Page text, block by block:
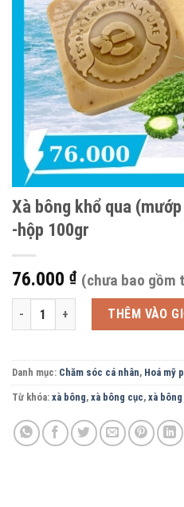
Xà bông khổ qua
-hộp 100gr
76.000 ₫ (chưa bao gồm
Xà bông khổ qua (mướp đắng) hữu
THÊM VÀO
Danh mục: Chăm sóc cá nhân, Hoá mỹ
Từ khóa: xà bông, xà bông cục, xà